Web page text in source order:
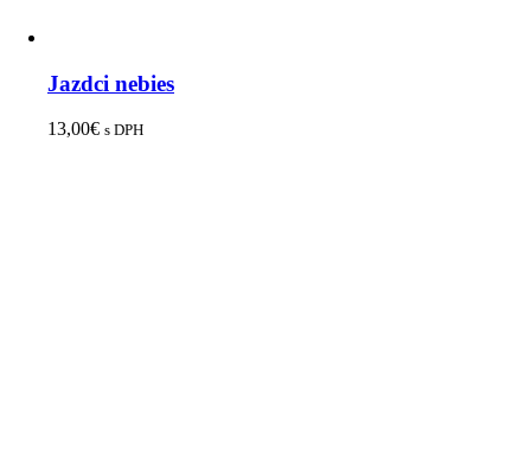
Jazdci nebies
13,00€ s DPH